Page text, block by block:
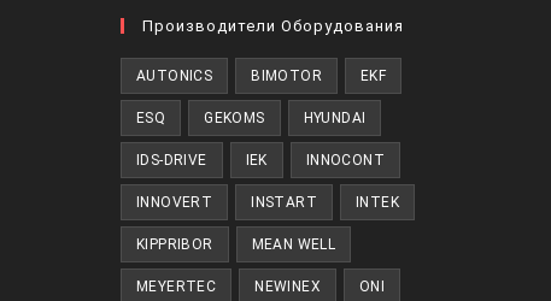
Производители Оборудования
AUTONICS BIMOTOR EKF
ESQ GEKOMS HYUNDAI
IDS-DRIVE IEK INNOCONT
INNOVERT INSTART INTEK
KIPPRIBOR MEAN WELL
MEYERTEC NEWINEX ONI